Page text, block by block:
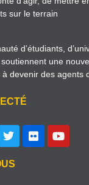
sur le terrain
d’étudiants,
une
devenir des agents